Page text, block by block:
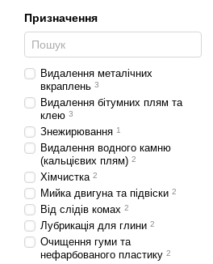
Призначення
Видалення металічних
вкраплень 3
Видалення бітумних плям та
клею 3
Знежирювання 1
Видалення водного камню
(кальцієвих плям) 2
Хімчистка 2
Мийка двигуна та підвіски 2
Від слідів комах 2
Лубрикація для глини 2
Очищення гуми та
нефарбованого пластику 2